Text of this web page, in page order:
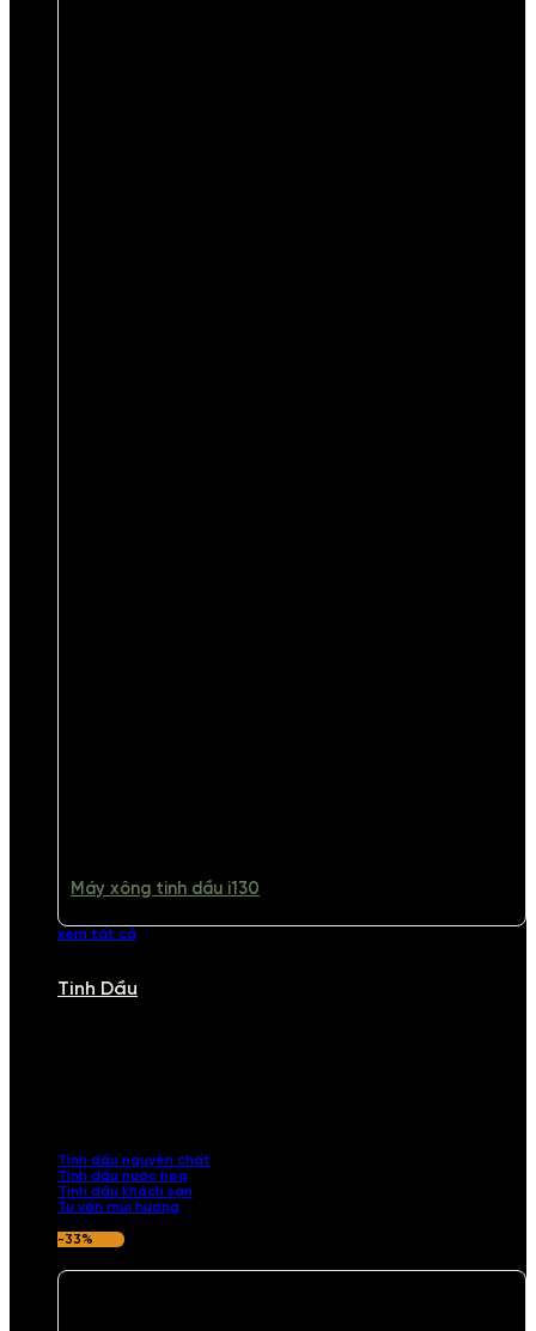
Máy xông tinh dầu i130
xem tất cả
Tinh Dầu
Tinh dầu nguyên chất
Tinh dầu nước hoa
Tinh dầu khách sạn
Tư vấn mùi hương
-33%